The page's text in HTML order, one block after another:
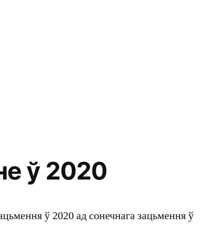
ў 2020
ў 2020 ад сонечнага зацьмення ў